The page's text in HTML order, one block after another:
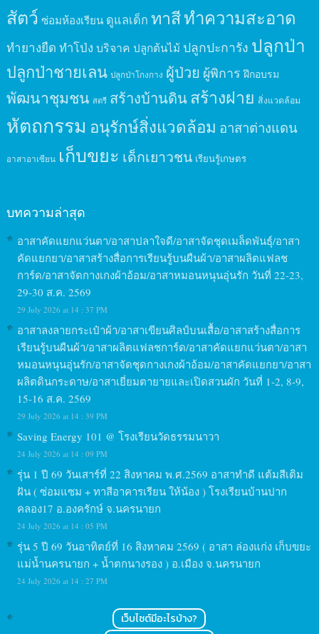
สัตว์ ซ่อมห้องเรียน ดูแลเด็ก ทาสีทำความสะอาด
ทำยางยืด ทำโป่ง บริจาค ปลูกต้นไม้ ปลูกปะการัง ปลูกป่า
ปลูกป่าชายเลน ปลูกป่าโกงกาง ผู้ป่วย ผู้พิการ ฝึกอบรม
พัฒนาชุมชน สตรี สร้างบ้านดินสร้างฝาย สิ่งแวดล้อม
หัตถกรรม อนุรักษ์สิ่งแวดล้อม อาสาต่างแดน
อาสาอาเซียน เก็บขยะ เด็กเยาวชน เรียนรู้เกษตร
บทความล่าสุด
อาสาคัดแยกแว่นตา/อาสาปลาใจดี/อาสาจัดชุดเมล็ดพันธุ์/อาสา
คัดแยกยา/อาสาสร้างสื่อการเรียนรู้บนผืนผ้า/อาสาผลิตแฟลช
การ์ด/อาสาจัดกางเกงผ้าอ้อม/อาสาหมอนหนุนอุ่นรัก วันที่ 22-23,
29-30 ส.ค. 2569
29 July 2026 at 14 : 37 PM
อาสาลงลายกระเป๋าผ้า/อาสาเขียนศิลป์บนเสื้อ/อาสาสร้างสื่อการ
เรียนรู้บนผืนผ้า/อาสาผลิตแฟลชการ์ด/อาสาคัดแยกแว่นตา/อาสา
หมอนหนุนอุ่นรัก/อาสาจัดชุดกางเกงผ้าอ้อม/อาสาคัดแยกยา/อาสา
ผลิตดินกระดาษ/อาสาเยี่ยมตายายและเปิดสวนผัก วันที่ 1-2, 8-9,
15-16 ส.ค. 2569
29 July 2026 at 14 : 39 PM
Saving Energy 101 @ โรงเรียนวัดธรรมนาวา
24 July 2026 at 14 : 09 PM
รุ่น 1 ปี 69 วันเสาร์ที่ 22 สิงหาคม พ.ศ.2569 อาสาทำดี แต้มสีเติม
ฝัน ( ซ่อมแซม + ทาสีอาคารเรียน ให้น้อง ) โรงเรียนบ้านปาก
คลอง17 อ.องครักษ์ จ.นครนายก
24 July 2026 at 14 : 05 PM
รุ่น 5 ปี 69 วันอาทิตย์ที่ 16 สิงหาคม 2569 ( อาสา ล่องแก่ง เก็บขยะ
แม่น้ำนครนายก + น้ำตกนางรอง ) อ.เมือง จ.นครนายก
24 July 2026 at 14 : 27 PM
เว็บไซต์มีอะไรบ้าง?